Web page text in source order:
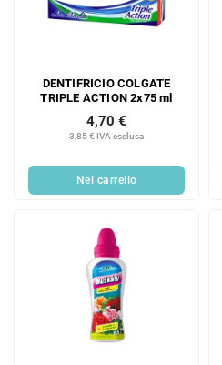
DENTIFRICIO COLGATE
TRIPLE ACTION 2x75 ml
3,85 € IVA esclusa
4,70 €
Nel carrello